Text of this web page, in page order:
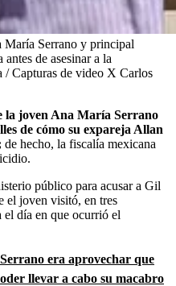
Serrano y principal
de asesinar a la
/ Capturas de video X Carlos
la joven Ana María Serrano
de cómo su expareja Allan
de hecho, la fiscalía mexicana
público para acusar a Gil
el joven visitó, en tres
el día en que ocurrió el
era aprovechar que
llevar a cabo su macabro